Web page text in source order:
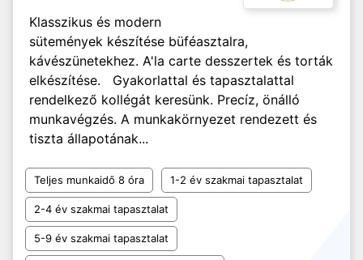
Klasszikus és modern
sütemények készítése büféasztalra,
kávészünetekhez. A'la carte desszertek és torták
elkészítése. Gyakorlattal és tapasztalattal
rendelkező kollégát keresünk. Precíz, önálló
munkavégzés. A munkakörnyezet rendezett és
tiszta állapotának...
Teljes munkaidő 8 óra 1-2 év szakmai tapasztalat
2-4 év szakmai tapasztalat
5-9 év szakmai tapasztalat